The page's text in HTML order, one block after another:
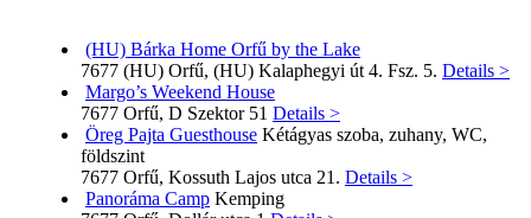
(HU) Bárka Home Orfű by the Lake
7677 (HU) Orfű, (HU) Kalaphegyi út 4. Fsz. 5. Details >
Margo’s Weekend House
7677 Orfű, D Szektor 51 Details >
Öreg Pajta Guesthouse Kétágyas szoba, zuhany, WC,
földszint
7677 Orfű, Kossuth Lajos utca 21. Details >
Panoráma Camp Kemping